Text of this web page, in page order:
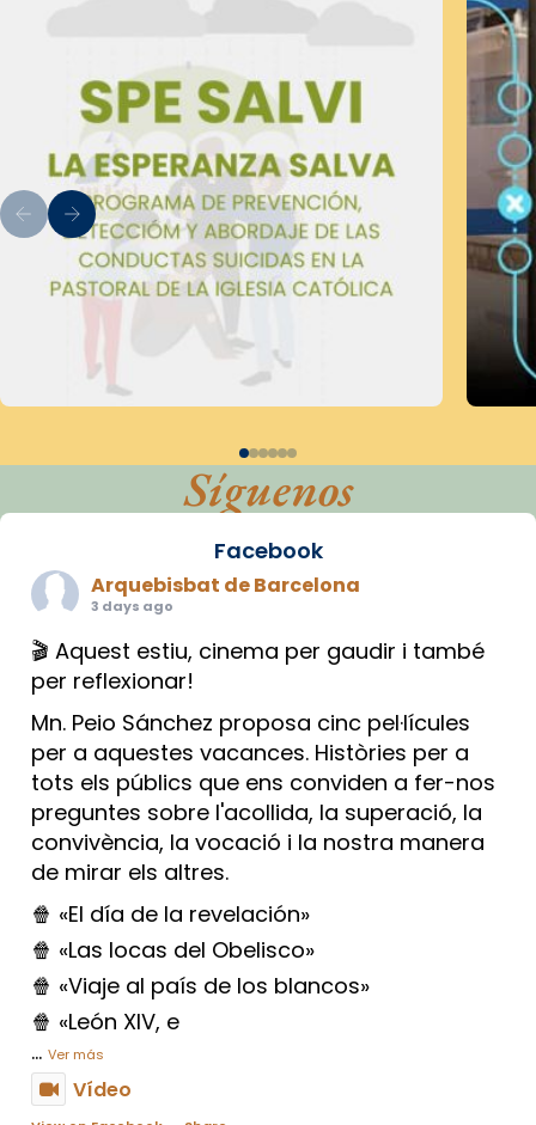
Síguenos
Facebook
Arquebisbat de Barcelona
3 days ago
🎬 Aquest estiu, cinema per gaudir i també
per reflexionar!
Mn. Peio Sánchez proposa cinc pel·lícules
per a aquestes vacances. Històries per a
tots els públics que ens conviden a fer-nos
preguntes sobre l'acollida, la superació, la
convivència, la vocació i la nostra manera
de mirar els altres.
🍿 «El día de la revelación»
🍿 «Las locas del Obelisco»
🍿 «Viaje al país de los blancos»
🍿 «León XIV, e
... Ver más
Vídeo